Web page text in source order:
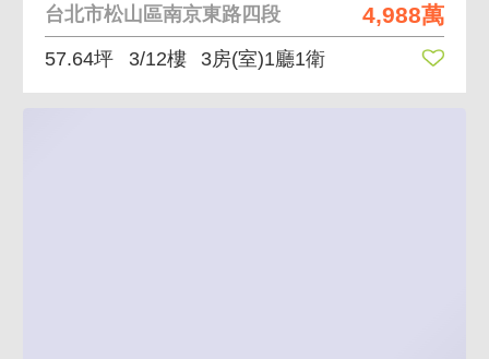
4,988萬
台北市松山區南京東路四段
57.64坪 3/12樓 3房(室)1廳1衛